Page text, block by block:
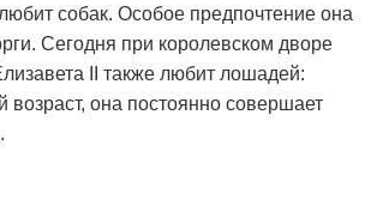
собак. Особое предпочтение она
Сегодня при королевском дворе
II также любит лошадей:
возраст, она постоянно совершает